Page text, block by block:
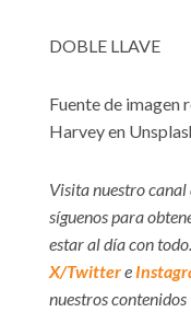
DOBLE LLAVE
Fuente de imagen
Harvey en
Visita nuestro canal
síguenos para
estar al día con
X/Twittere
nuestros contenidos